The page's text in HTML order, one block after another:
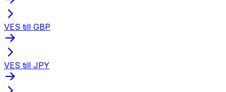
VES till GBP
VES till JPY